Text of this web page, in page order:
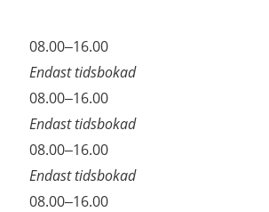
08.00–16.00
Endast tidsbokad
08.00–16.00
Endast tidsbokad
08.00–16.00
Endast tidsbokad
08.00–16.00